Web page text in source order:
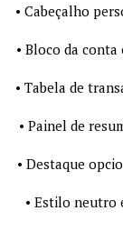
• Cabeçalho
• Bloco da
• Tabela de
• Painel de
• Destaque
• Estilo neutro